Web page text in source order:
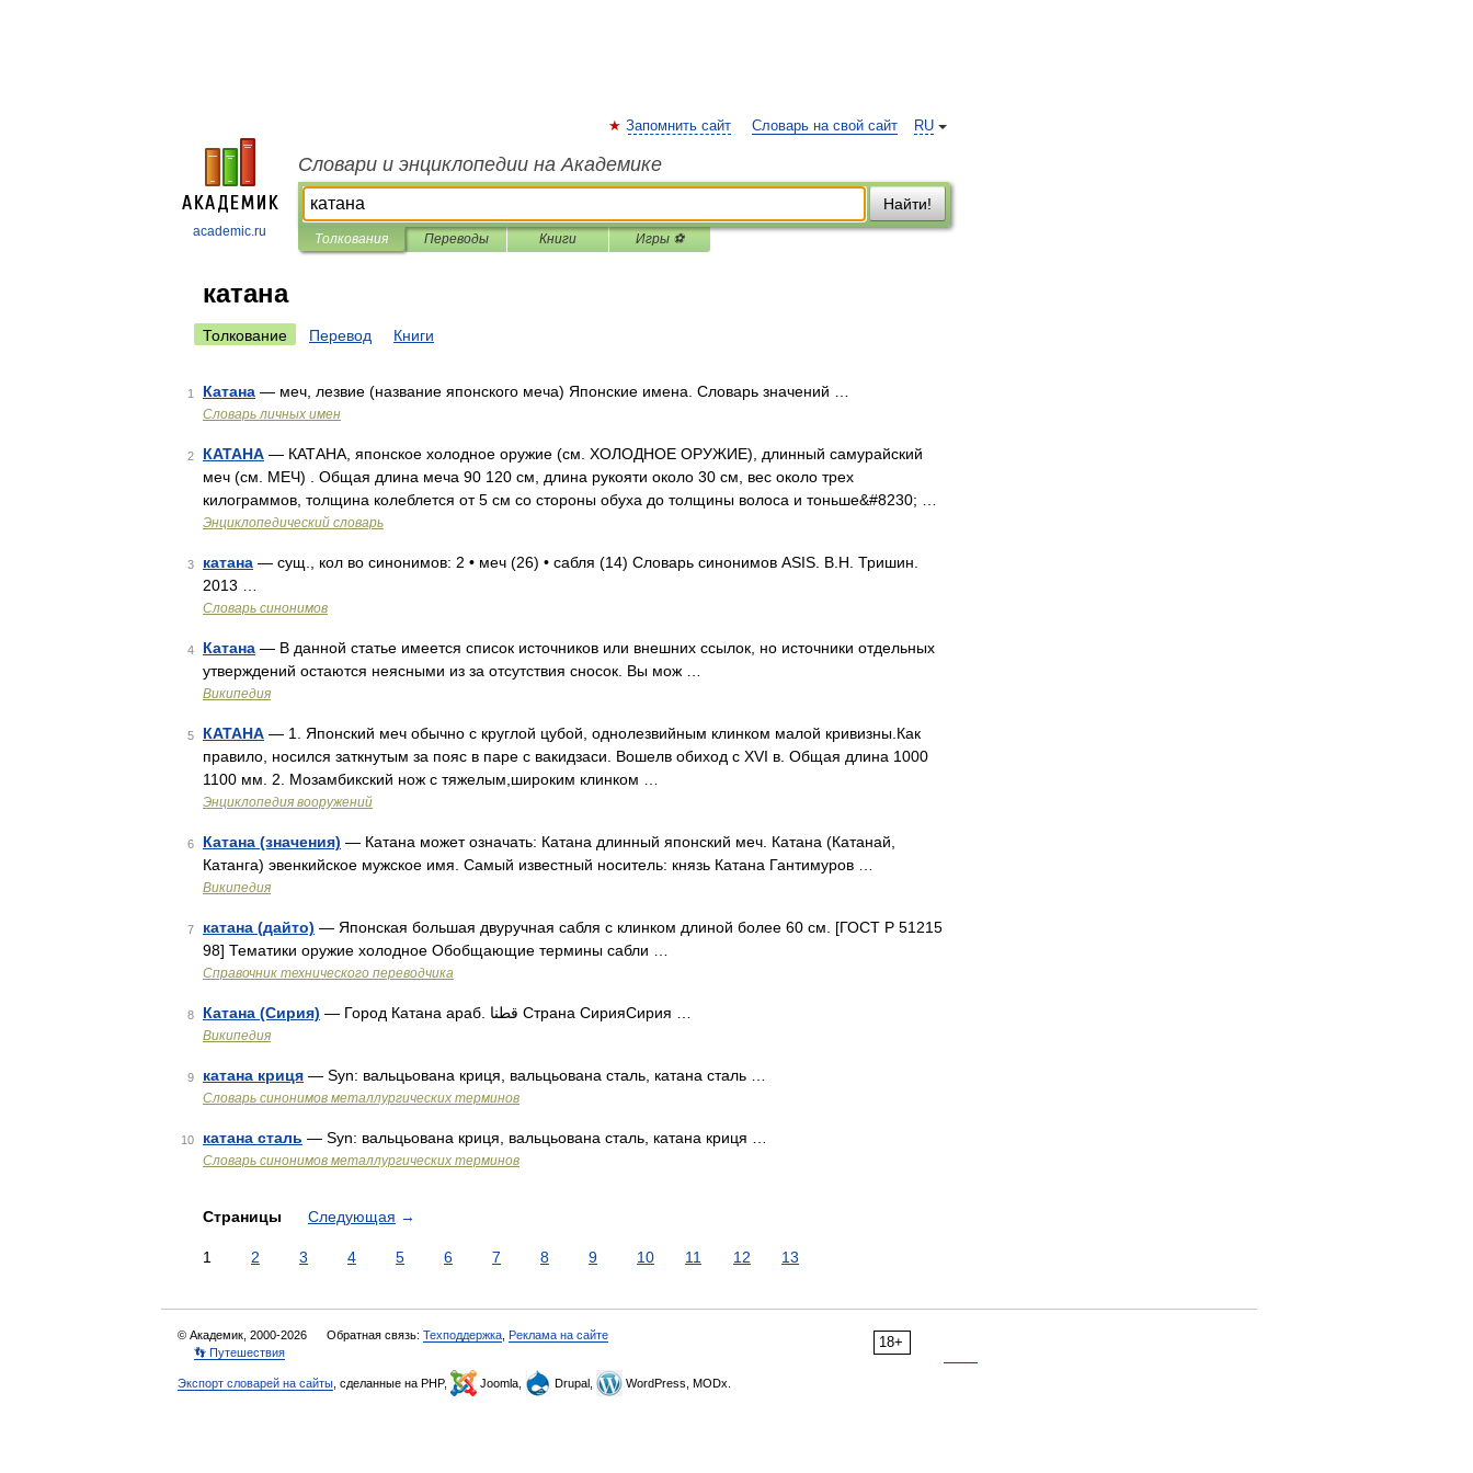
academic.ru
RU
Запомнить сайт Словарь на свой сайт
Словари и энциклопедии на Академике
Найти!
Толкования Переводы Книги Игры ⚽
катана
Толкование Перевод Книги
1 Катана — меч, лезвие (название японского меча) Японские имена. Словарь значений …
Словарь личных имен
2 КАТАНА — КАТАНА, японское холодное оружие (см. ХОЛОДНОЕ ОРУЖИЕ), длинный самурайский
меч (см. МЕЧ) . Общая длина меча 90 120 см, длина рукояти около 30 см, вес около трех
килограммов, толщина колеблется от 5 см со стороны обуха до толщины волоса и тоньше&#8230; …
Энциклопедический словарь
3 катана — сущ., кол во синонимов: 2 • меч (26) • сабля (14) Словарь синонимов ASIS. В.Н. Тришин.
2013 …
Словарь синонимов
4 Катана — В данной статье имеется список источников или внешних ссылок, но источники отдельных
утверждений остаются неясными из за отсутствия сносок. Вы мож …
Википедия
5 КАТАНА — 1. Японский меч обычно с круглой цубой, однолезвийным клинком малой кривизны.Как
правило, носился заткнутым за пояс в паре с вакидзаси. Вошелв обиход с XVI в. Общая длина 1000
1100 мм. 2. Мозамбикский нож с тяжелым,широким клинком …
Энциклопедия вооружений
6 Катана (значения) — Катана может означать: Катана длинный японский меч. Катана (Катанай,
Катанга) эвенкийское мужское имя. Самый известный носитель: князь Катана Гантимуров …
Википедия
7 катана (дайто) — Японская большая двуручная сабля с клинком длиной более 60 см. [ГОСТ Р 51215
98] Тематики оружие холодное Обобщающие термины сабли …
Справочник технического переводчика
8 Катана (Сирия) — Город Катана араб. قطنا‎‎ Страна СирияСирия …
Википедия
9 катана криця — Syn: вальцьована криця, вальцьована сталь, катана сталь …
Словарь синонимов металлургических терминов
10 катана сталь — Syn: вальцьована криця, вальцьована сталь, катана криця …
Словарь синонимов металлургических терминов
Страницы Следующая →
1 2 3 4 5 6 7 8 9 10 11 12 13
18+
© Академик, 2000-2026 Обратная связь: Техподдержка Реклама на сайте
👣 Путешествия
Экспорт словарей на сайты , сделанные на PHP, Joomla, Drupal, WordPress, MODx.